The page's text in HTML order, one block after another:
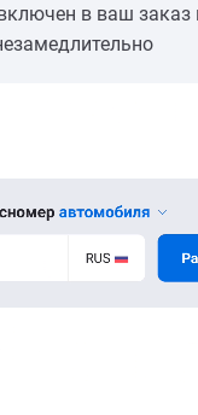
в ваш заказ